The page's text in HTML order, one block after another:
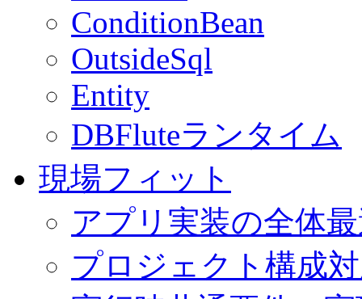
ConditionBean
OutsideSql
Entity
DBFluteランタイム
現場フィット
アプリ実装の全体
プロジェクト構成